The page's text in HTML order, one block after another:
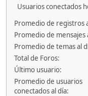
Usuarios conectados
Promedio de registros
Promedio de mensajes
Promedio de temas al
Total de Foros:
Último usuario:
Promedio de usuarios
conectados al día: